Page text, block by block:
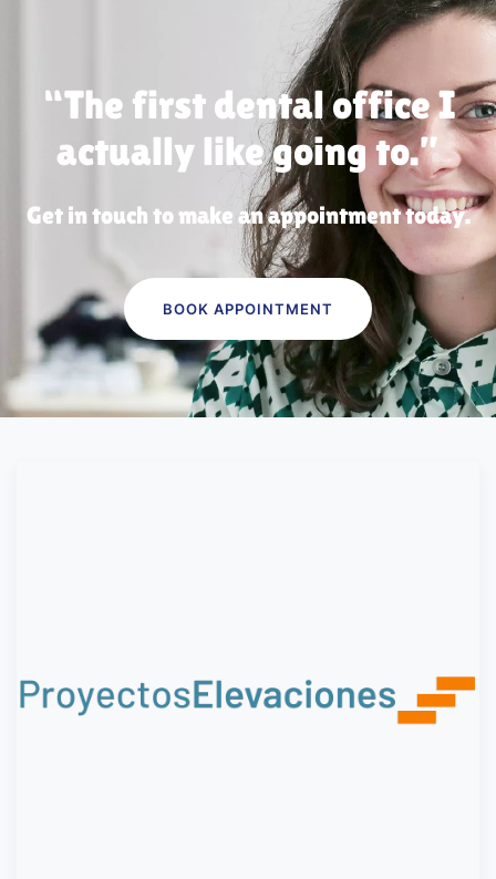
“The first dental officeI
actually like going to.”
Get in touch to make an appointment today.
BOOK APPOINTMENT